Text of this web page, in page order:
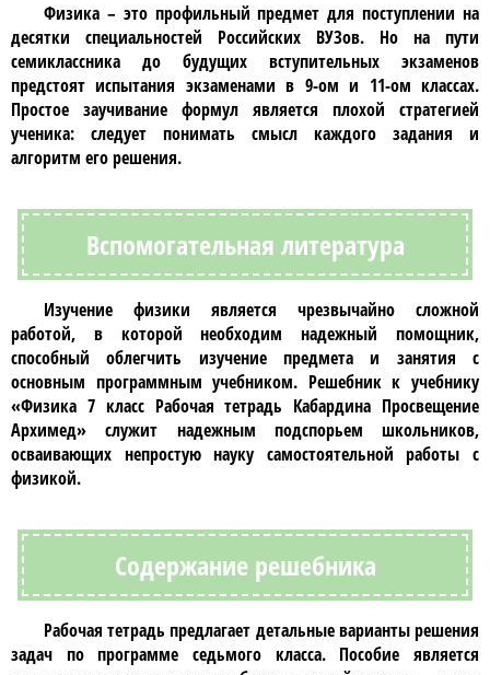
Физика – это профильный предмет для поступлении на
десятки специальностей Российских ВУЗов. Но на пути
семиклассника до будущих вступительных экзаменов
предстоят испытания экзаменами в 9-ом и 11-ом классах.
Простое заучивание формул является плохой стратегией
ученика: следует понимать смысл каждого задания и
алгоритм его решения.
Вспомогательная литература
Изучение физики является чрезвычайно сложной
работой, в которой необходим надежный помощник,
способный облегчить изучение предмета и занятия с
основным программным учебником. Решебник к учебнику
«Физика 7 класс Рабочая тетрадь Кабардина Просвещение
Архимед» служит надежным подспорьем школьников,
осваивающих непростую науку самостоятельной работы с
физикой.
Содержание решебника
Рабочая тетрадь предлагает детальные варианты решения
задач по программе седьмого класса. Пособие является